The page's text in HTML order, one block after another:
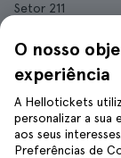
Setor 211
Setor 213
Setor 210
Setor 207
O nosso
experiência
A Hellotickets
personalizar a sua
aos seus
Preferências de